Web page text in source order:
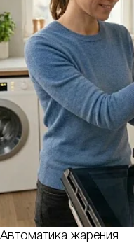
Автоматика жарения